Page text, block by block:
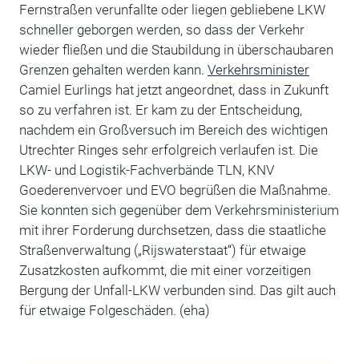
Fernstraßen verunfallte oder liegen gebliebene LKW
schneller geborgen werden, so dass der Verkehr
wieder fließen und die Staubildung in überschaubaren
Grenzen gehalten werden kann. Verkehrsminister
Camiel Eurlings hat jetzt angeordnet, dass in Zukunft
so zu verfahren ist. Er kam zu der Entscheidung,
nachdem ein Großversuch im Bereich des wichtigen
Utrechter Ringes sehr erfolgreich verlaufen ist. Die
LKW- und Logistik-Fachverbände TLN, KNV
Goederenvervoer und EVO begrüßen die Maßnahme.
Sie konnten sich gegenüber dem Verkehrsministerium
mit ihrer Forderung durchsetzen, dass die staatliche
Straßenverwaltung („Rijswaterstaat“) für etwaige
Zusatzkosten aufkommt, die mit einer vorzeitigen
Bergung der Unfall-LKW verbunden sind. Das gilt auch
für etwaige Folgeschäden. (eha)